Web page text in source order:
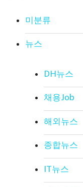
미분류
뉴스
DH뉴스
채용Job
해외뉴스
종합뉴스
IT뉴스